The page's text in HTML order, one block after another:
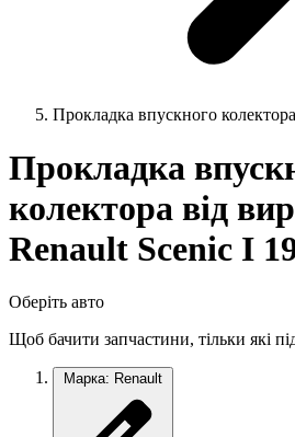
Прокладка впускного колектора
Прокладка
колектора від
Renault Scenic I
Оберіть авто
Щоб бачити запчастини, тільки які
Марка: Renault